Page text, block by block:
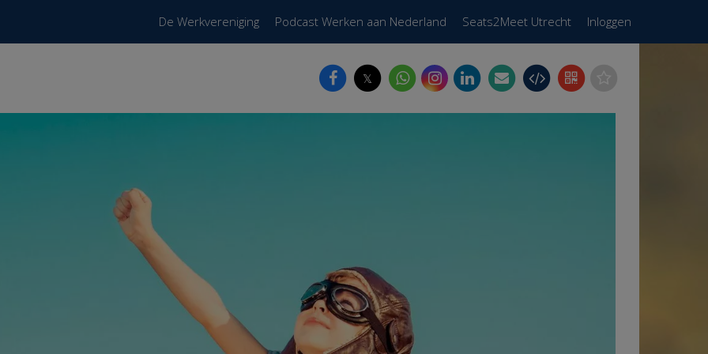
Inloggen
De Werkvereniging Podcast Werken aan Nederland Seats2Meet Utrecht
𝕏